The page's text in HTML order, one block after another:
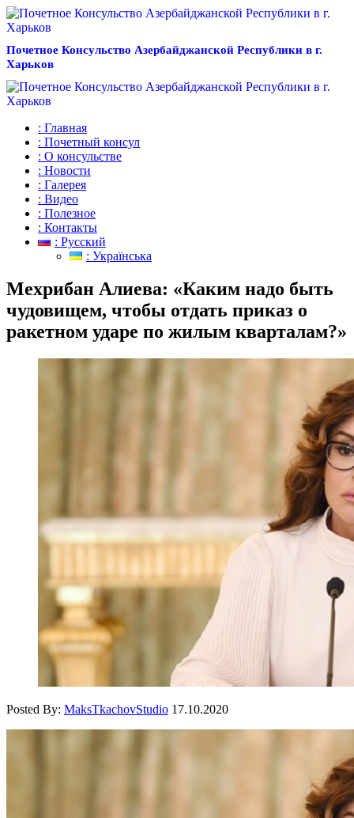
Почетное Консульство Азербайджанской Республики в г.
Харьков
: Главная
: Почетный консул
: О консульстве
: Новости
: Галерея
: Видео
: Полезное
: Контакты
: Русский
: Українська
Мехрибан Алиева: «Каким надо быть
чудовищем, чтобы отдать приказ о
ракетном ударе по жилым кварталам?»
Posted By: MaksTkachovStudio 17.10.2020